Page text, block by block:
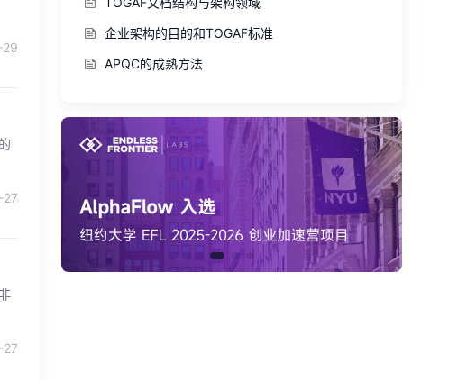
企业架构的目的和TOGAF标准
APQC的成熟方法